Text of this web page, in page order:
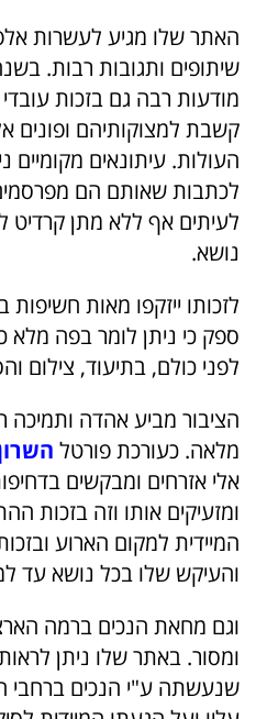
האתר שלו מגיע לעשרות
שיתופים ותגובות רבות.
מודעות רבה גם בזכות עובדי
קשבת למצוקותיהם ופונים
העולות. עיתונאים מקומיים
לכתבות שאותם הם
לעיתים אף ללא מתן
נושא.
לזכותו ייזקפו מאות
ספק כי ניתן לומר בפה מלא
לפני כולם, בתיעוד, צילום
הציבור מביע אהדה
מלאה. כעורכת פורטל
אלי אזרחים ומבקשים
ומזעיקים אותו וזה בזכות
המיידית למקום הארוע
והעיקש שלו בכל נושא עד
וגם מחאת הנכים ברמה
ומסור. באתר שלו ניתן
שנעשתה ע"י הנכים ברחבי